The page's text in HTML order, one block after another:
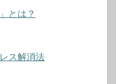
とは？
ス解消法